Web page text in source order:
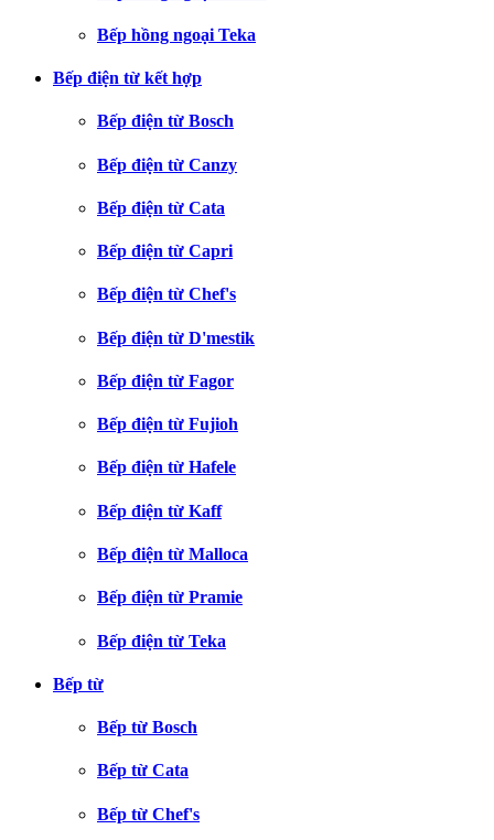
Bếp hồng ngoại Teka
Bếp điện từ kết hợp
Bếp điện từ Bosch
Bếp điện từ Canzy
Bếp điện từ Cata
Bếp điện từ Capri
Bếp điện từ Chef's
Bếp điện từ D'mestik
Bếp điện từ Fagor
Bếp điện từ Fujioh
Bếp điện từ Hafele
Bếp điện từ Kaff
Bếp điện từ Malloca
Bếp điện từ Pramie
Bếp điện từ Teka
Bếp từ
Bếp từ Bosch
Bếp từ Cata
Bếp từ Chef's